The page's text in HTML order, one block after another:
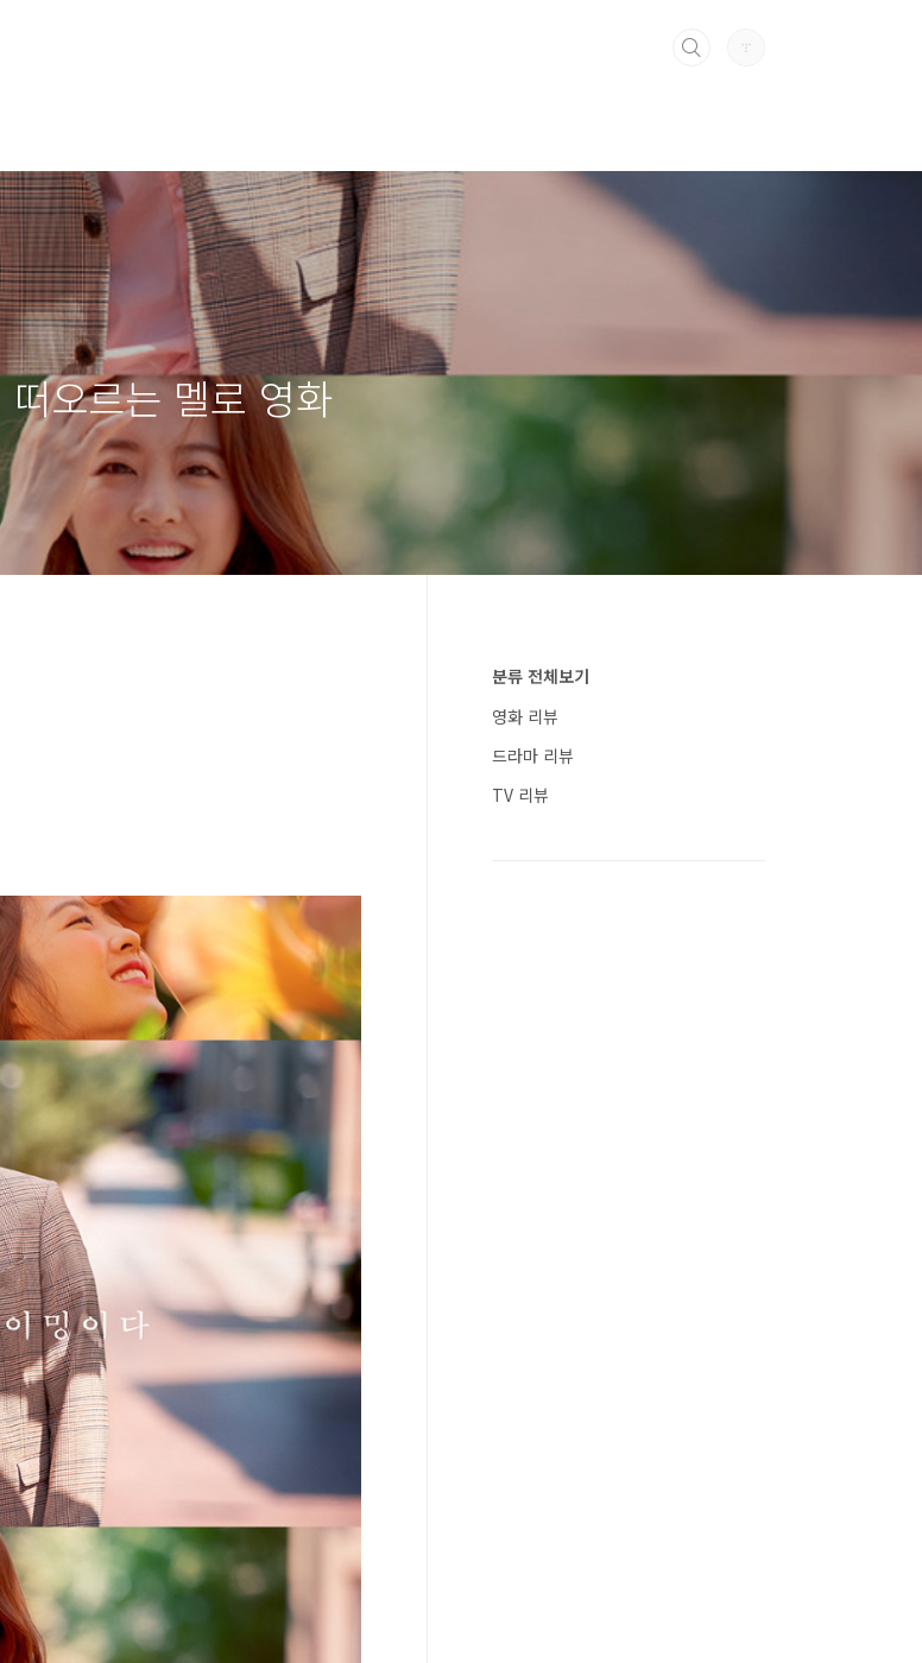
오르는 멜로 영화
분류 전체보기
영화 리뷰
드라마 리뷰
TV 리뷰